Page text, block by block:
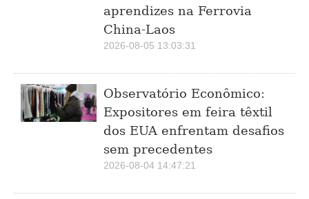
aprendizes na Ferrovia
China-Laos
2026-08-05 13:03:31
Observatório Econômico:
Expositores em feira têxtil
dos EUA enfrentam desafios
sem precedentes
2026-08-04 14:47:21